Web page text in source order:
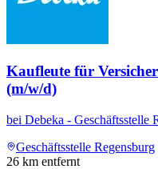
Kaufleute für
(m/w/d)
bei Debeka - Geschäftsstelle
Geschäftsstelle Regensburg
26 km entfernt